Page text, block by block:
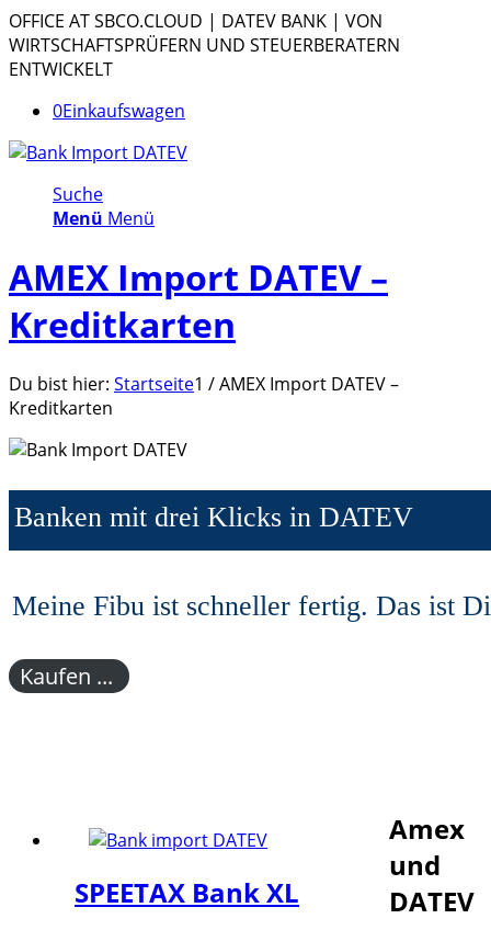
OFFICE AT SBCO.CLOUD | DATEV BANK | VON
WIRTSCHAFTSPRÜFERN UND STEUERBERATERN
ENTWICKELT
0Einkaufswagen
Suche
Menü Menü
AMEX Import DATEV –
Kreditkarten
Du bist hier: Startseite1 /AMEX Import DATEV –
Kreditkarten
Banken mit drei Klicks in DATEV
Meine Fibu ist schneller fertig. Das ist
Kaufen ...
SPEETAX Bank XL
Amex
und
DATEV